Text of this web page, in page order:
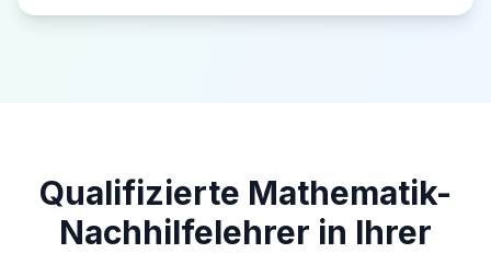
Qualifizierte Mathematik-
Nachhilfelehrer in Ihrer